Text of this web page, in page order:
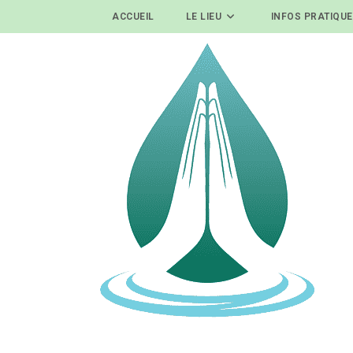
ACCUEIL LE LIEU INFOS